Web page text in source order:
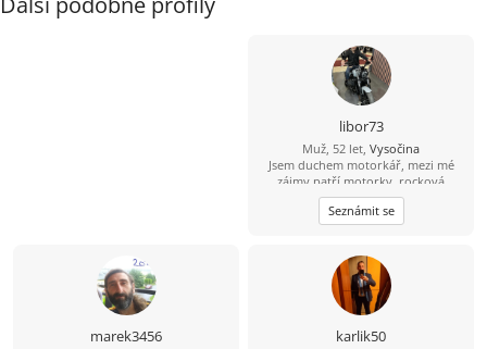
libor73
Muž, 52 let, Vysočina
Jsem duchem motorkář, mezi mé
zájmy patří motorky, rocková
hudba, sport a příroda. Hledám
ženu z Vysočiny, která by ráda
trávila čas na vesnici.
Seznámit se
marek3456 karlik50